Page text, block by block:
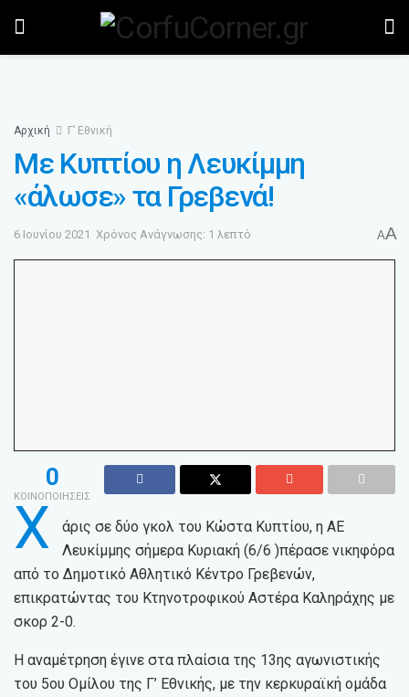
Αρχική Γ’ Εθνική
Με Κυπτίου η Λευκίμμη
«άλωσε» τα Γρεβενά!
6 Ιουνίου 2021 Χρόνος Ανάγνωσης: 1 λεπτό AA
0
ΚΟΙΝΟΠΟΙΗΣΕΙΣ
Χ
άρις σε δύο γκολ του Κώστα Κυπτίου, η ΑΕ
Λευκίμμης σήμερα Κυριακή (6/6 )πέρασε νικηφόρα
από το Δημοτικό Αθλητικό Κέντρο Γρεβενών,
επικρατώντας του Κτηνοτροφικού Αστέρα Καληράχης με
σκορ 2-0.
Η αναμέτρηση έγινε στα πλαίσια της 13ης αγωνιστικής
του 5ου Ομίλου της Γ’ Εθνικής, με την κερκυραϊκή ομάδα